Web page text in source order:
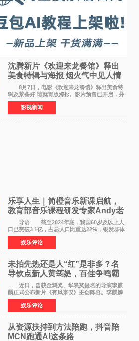
沈腾新片《欢迎来龙餐馆》释出
美食特辑与海报 烟火气中见人情
温暖
8月7日，电影《欢迎来龙餐馆》释出美食特
辑及菜备好 请就胃版海报。影片预售已开启，并
将于8月8日至10日14:00-21:00举行全国超前点
映。电影《欢迎来龙餐馆》作为战争美食喜剧大
片，讲述了中国
影视新闻
乐享人生｜简橙音乐新课启航，
教育部音乐课程研发专家Andy老
师重磅入驻领航银龄琴声
导语 截至2024年底，我国60岁及以上人
口已突破3 1亿，占总人口比重达22%，银发群体
的精神文化需求日益凸显。2024年1月，国务院办
公厅印发《关于发展银发经济增进老年人福祉的
意见》——这是
娱乐评论
未拍先热还是人“红”是非多？名
导钦点新人黄筠媞，百佳争鸣霸
气回应
近日，曾获金鸡奖、华表奖提名的导演李麒
麟正式公布新片《有凤来仪》主创阵容。李麒麟
早年凭电影《华容道》获得金鸡奖、华表奖提
名，此后长期参与国内外电影制作，其担任制片
人参与的作品亦曾
娱乐评论
从资源扶持到方法陪跑，抖音陪
MCN跑通AI这条路